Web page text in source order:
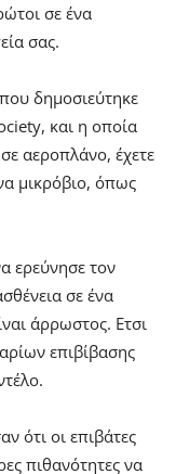
σε ένα
σας.
δημοσιεύτηκε
και η οποία
αεροπλάνο, έχετε
μικρόβιο, όπως
ερεύνησε τον
σε ένα
άρρωστος. Ετσι
επιβίβασης
ότι οι επιβάτες
πιθανότητες να